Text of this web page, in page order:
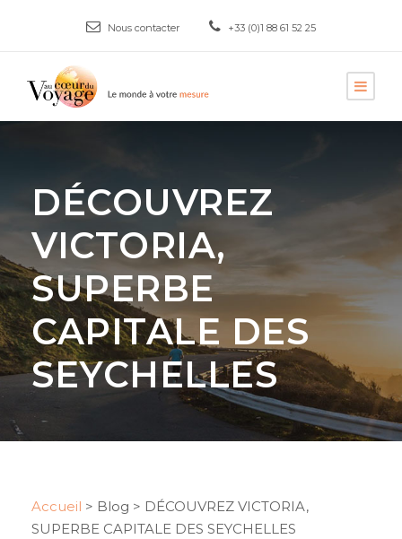
Nous contacter +33 (0)1 88 61 52 25
DÉCOUVREZ
VICTORIA,
SUPERBE
CAPITALE DES
SEYCHELLES
Accueil > Blog > DÉCOUVREZ VICTORIA,
SUPERBE CAPITALE DES SEYCHELLES